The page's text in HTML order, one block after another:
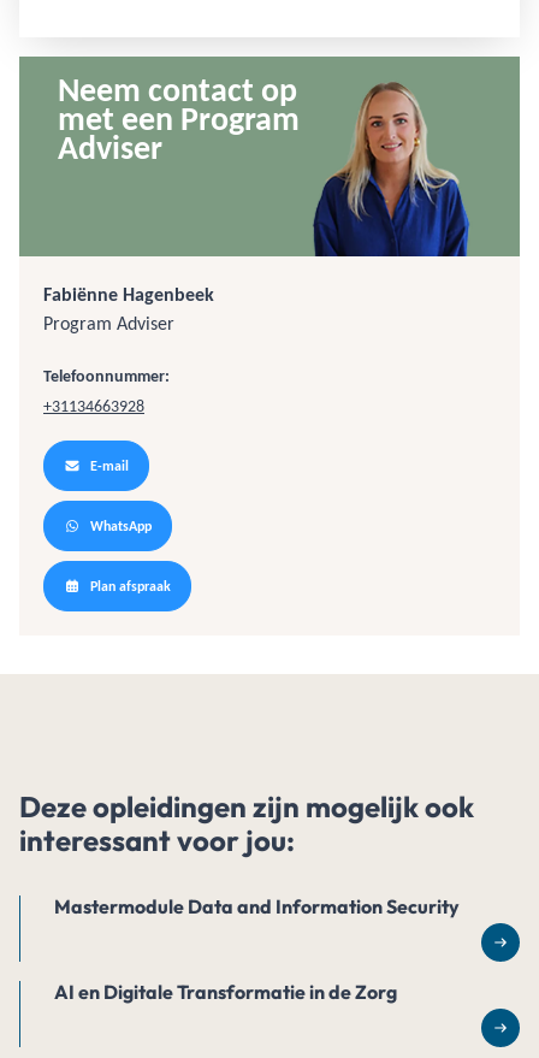
Neem contact op
met een Program
Adviser
Fabiënne Hagenbeek
Program Adviser
Telefoonnummer:
+31134663928
E-mail
WhatsApp
Plan afspraak
Deze opleidingen zijn mogelijk ook
interessant voor jou:
Mastermodule Data and Information Security
AI en Digitale Transformatie in de Zorg